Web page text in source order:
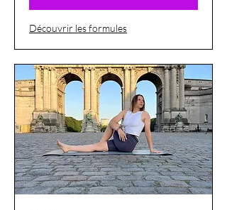
Découvrir les formules